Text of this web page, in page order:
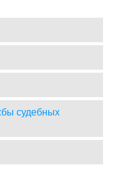
судебных